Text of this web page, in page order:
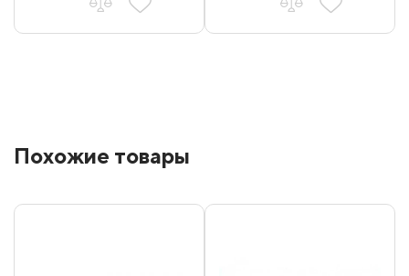
Похожие товары